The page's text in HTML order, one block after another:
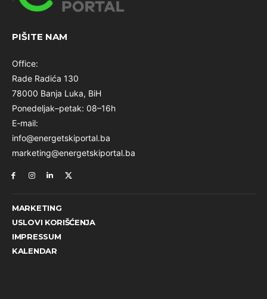
PIŠITE NAM
Office:
Rade Radića 130
78000 Banja Luka, BiH
Ponedeljak–petak: 08–16h
E-mail:
info@energetskiportal.ba
marketing@energetskiportal.ba
MARKETING
USLOVI KORIŠĆENJA
IMPRESSUM
KALENDAR